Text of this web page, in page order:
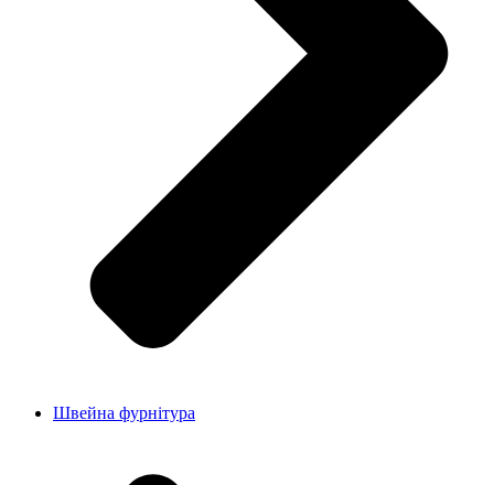
Швейна фурнітура